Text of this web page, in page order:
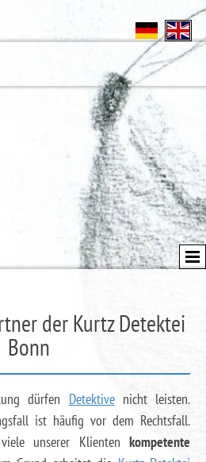
der Kurtz Detektei
Bonn
dürfen Detektivenicht leisten.
ist häufig vor dem Rechtsfall.
unserer Klienten kompetente